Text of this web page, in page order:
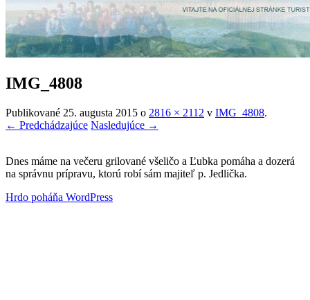
IMG_4808
Publikované 25. augusta 2015 o 2816 × 2112 v IMG_4808.
← Predchádzajúce Nasledujúce →
Dnes máme na večeru grilované všeličo a Ľubka pomáha a dozerá
na správnu prípravu, ktorú robí sám majiteľ p. Jedlička.
Hrdo poháňa WordPress